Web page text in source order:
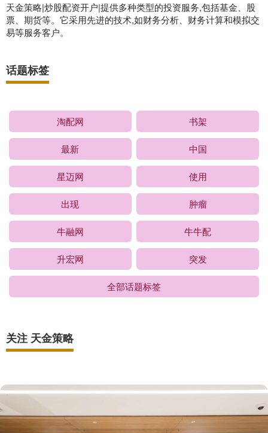
天金策略|炒股配资开户|提供多种类型的投资服务,包括基金、股
票、期货等。它采用先进的技术,如财务分析、财务计算和模拟交
易等服务客户。
话题标签
淘配网 书架
最新 中国
星迈网 使用
出现 肿瘤
牛融网 牛牛配
升宏网 突发
全部话题标签
关注 天金策略